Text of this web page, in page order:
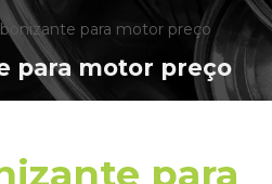
para motor preço
para motor preço
para